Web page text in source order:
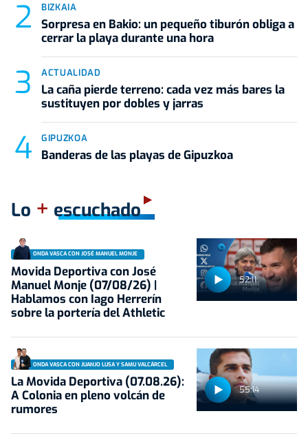
BIZKAIA
Sorpresa en Bakio: un pequeño tiburón obliga a
cerrar la playa durante una hora
ACTUALIDAD
La caña pierde terreno: cada vez más bares la
sustituyen por dobles y jarras
GIPUZKOA
Banderas de las playas de Gipuzkoa
Lo + escuchado
52:11
ONDA VASCA CON JOSÉ MANUEL MONJE
Movida Deportiva con José
Manuel Monje (07/08/26) |
Hablamos con Iago Herrerín
sobre la portería del Athletic
55:14
ONDA VASCA CON JUANJO LUSA Y SAMU VALCÁRCEL
La Movida Deportiva (07.08.26):
A Colonia en pleno volcán de
rumores